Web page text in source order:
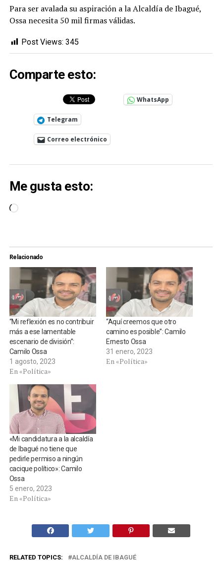
Para ser avalada su aspiración a la Alcaldía de Ibagué,
Ossa necesita 50 mil firmas válidas.
Post Views: 345
Comparte esto:
WhatsApp
Telegram
Correo electrónico
Me gusta esto:
Cargando...
Relacionado
“Mi reflexión es no contribuir
más a ese lamentable
escenario de división”:
Camilo Ossa
1 agosto, 2023
En «Política»
“Aquí creemos que otro
camino es posible”: Camilo
Ernesto Ossa
31 enero, 2023
En «Política»
«Mi candidatura a la alcaldía
de Ibagué no tiene que
pedirle permiso a ningún
cacique político»: Camilo
Ossa
5 enero, 2023
En «Política»
RELATED TOPICS: ALCALDÍA DE IBAGUÉ